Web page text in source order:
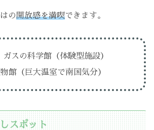
の開放感を満喫できます。
スの科学館（体験型施設）
館（巨大温室で南国気分）
スポット